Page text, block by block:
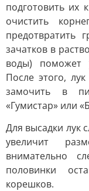
подготовить их
очистить
предотвратить
зачатков в
воды) поможет
После этого,
замочить в
«Гумистар» или
Для высадки лук
увеличит
внимательно
половинки
корешков.